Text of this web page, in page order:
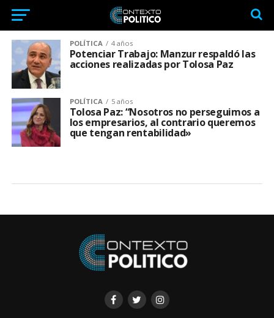
POLÍTICA 4 años
Potenciar Trabajo: Manzur respaldó las
acciones realizadas por Tolosa Paz
POLÍTICA 5 años
Tolosa Paz: “Nosotros no perseguimos a
los empresarios, al contrario queremos
que tengan rentabilidad»